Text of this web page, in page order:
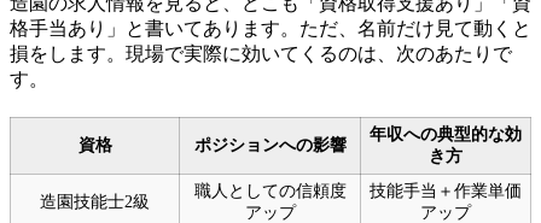
格手当あり」と書いてあります。ただ、名前だけ見て動くと
損をします。現場で実際に効いてくるのは、次のあたりで
す。
資格 ポジションへの影響
年収への典型的な効
き方
造園技能士2級
職人としての信頼度
アップ
技能手当＋作業単価
アップ